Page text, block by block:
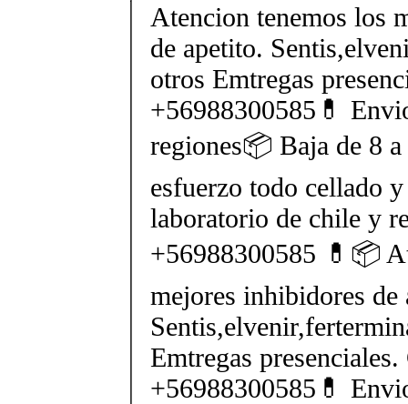
Atencion tenemos los
de apetito.
otros Emtregas
+56988300585💊
regiones📦 Baja de 8
esfuerzo todo cellado
laboratorio de chile y
+56988300585 💊📦
mejores inhibidores de
Emtregas presenciales.
+56988300585💊